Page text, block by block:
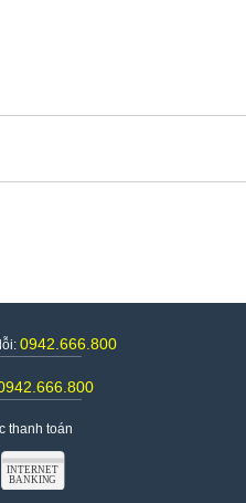
V8 Pro màu xám
0942.666.800
thanh toán